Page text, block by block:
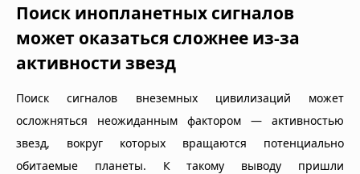
Поиск инопланетных сигналов
может оказаться сложнее из-за
активности звезд
Поиск сигналов внеземных цивилизаций может
осложняться неожиданным фактором — активностью
звезд, вокруг которых вращаются потенциально
обитаемые планеты. К такому выводу пришли